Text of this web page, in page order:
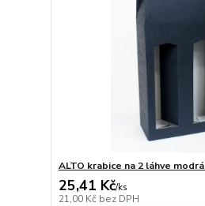
ALTO krabice na 2 láhve
25,41 Kč/ks
21,00 Kč bez DPH